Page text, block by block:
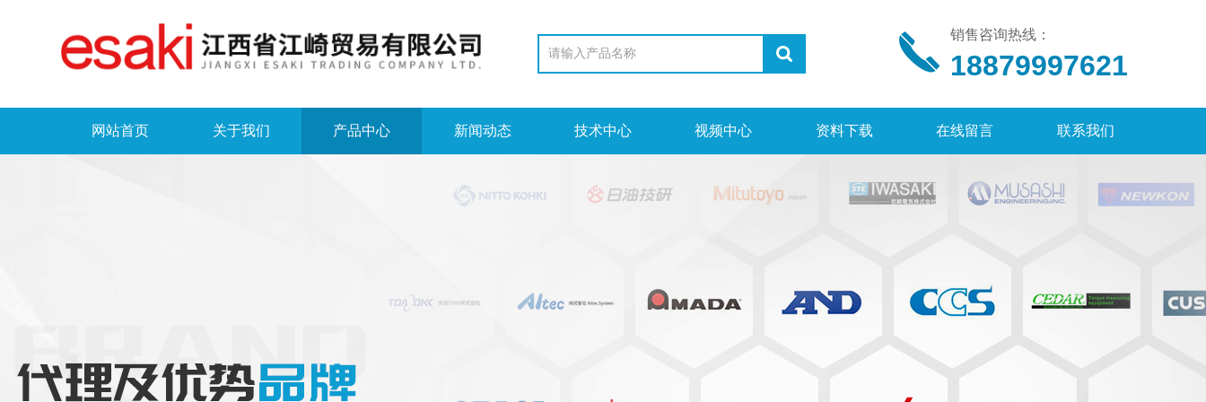
销售咨询热线：
18879997621
网站首页 关于我们 产品中心 新闻动态 技术中心 视频中心 资料下载 在线留言 联系我们